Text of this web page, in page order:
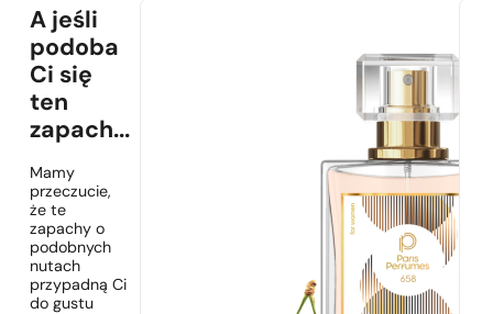
A jeśli
podoba
Ci się
ten
zapach...
Mamy
przeczucie,
że te
zapachy o
podobnych
nutach
przypadną Ci
do gustu